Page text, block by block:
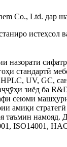
Co., Ltd. дар
истеҳсол
назорати
стандартӣ
UV, GC,
зиёд ба
сеюми
амиқи
таъмин намояд.
ISO14001,